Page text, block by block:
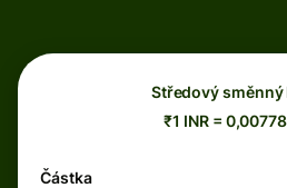
Středový směnný
₹1 INR =
Částka